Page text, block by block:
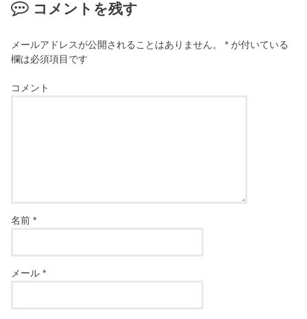
コメントを残す
メールアドレスが公開されることはありません。 * が付いている
欄は必須項目です
コメント
名前*
メール*